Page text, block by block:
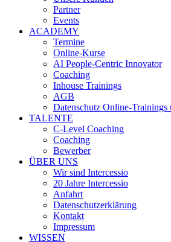
Partner
Events
ACADEMY
Termine
Online-Kurse
AI People-Centric Innovator
Coaching
Inhouse Trainings
AGB
Datenschutz Online-Trainings
TALENTE
C-Level Coaching
Coaching
Bewerber
ÜBER UNS
Wir sind Intercessio
20 Jahre Intercessio
Anfahrt
Datenschutzerklärung
Kontakt
Impressum
WISSEN